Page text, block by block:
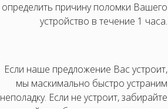
определить причину поломки Вашего
устройство в течение 1 часа.
Если наше предложение Вас устроит,
мы маскимально быстро устраним
неполадку. Если не устроит, забирайте